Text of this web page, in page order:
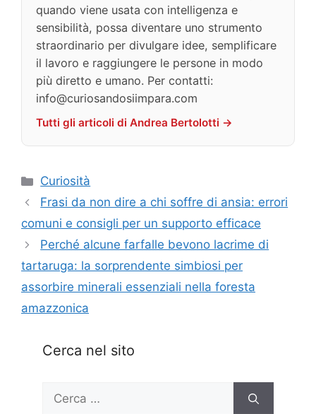
quando viene usata con intelligenza e
sensibilità, possa diventare uno strumento
straordinario per divulgare idee, semplificare
il lavoro e raggiungere le persone in modo
più diretto e umano. Per contatti:
info@curiosandosiimpara.com
Tutti gli articoli di Andrea Bertolotti →
Categorie
Curiosità
Frasi da non dire a chi soffre di ansia: errori
comuni e consigli per un supporto efficace
Perché alcune farfalle bevono lacrime di
tartaruga: la sorprendente simbiosi per
assorbire minerali essenziali nella foresta
amazzonica
Cerca nel sito
Ricerca